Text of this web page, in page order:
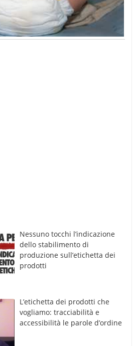
Nessuno tocchi l’indicazione
dello stabilimento di
produzione sull’etichetta dei
prodotti
L’etichetta dei prodotti che
vogliamo: tracciabilità e
accessibilità le parole d’ordine